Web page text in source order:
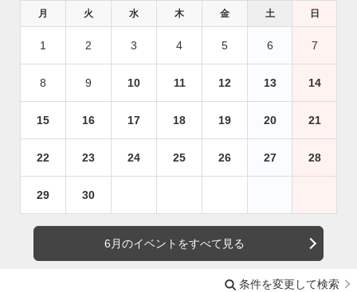
月 火 水 木 金 土 日
1 2 3 4 5 6 7
8 9 10 11 12 13 14
15 16 17 18 19 20 21
22 23 24 25 26 27 28
29 30
6月のイベントをすべて見る
条件を変更して検索